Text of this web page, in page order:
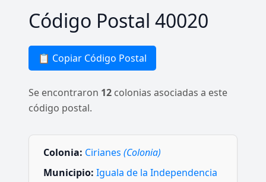
Código Postal 40020
📋 Copiar Código Postal
Se encontraron 12 colonias asociadas a este
código postal.
Colonia: Cirianes (Colonia)
Municipio: Iguala de la Independencia